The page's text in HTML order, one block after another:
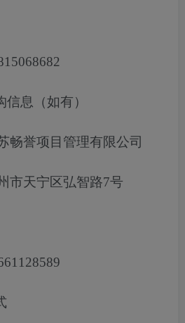
息（如有）
畅誉项目管理有限公司
市天宁区弘智路7号